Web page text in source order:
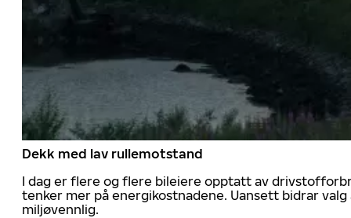
Dekk med lav rullemotstand
I dag er flere og flere bileiere opptatt av
tenker mer på energikostnadene. Uansett bidrar
miljøvennlig.